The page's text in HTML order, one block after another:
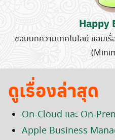
Happy
ชอบบทความเทคโนโลยี ชอบ
ดูเรื่องล่าสุด
On-Cloud และ On-
Apple Business